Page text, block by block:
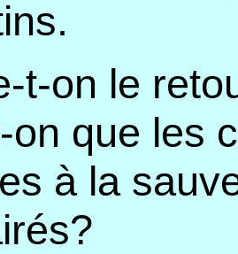
t-on le
on que les
à la